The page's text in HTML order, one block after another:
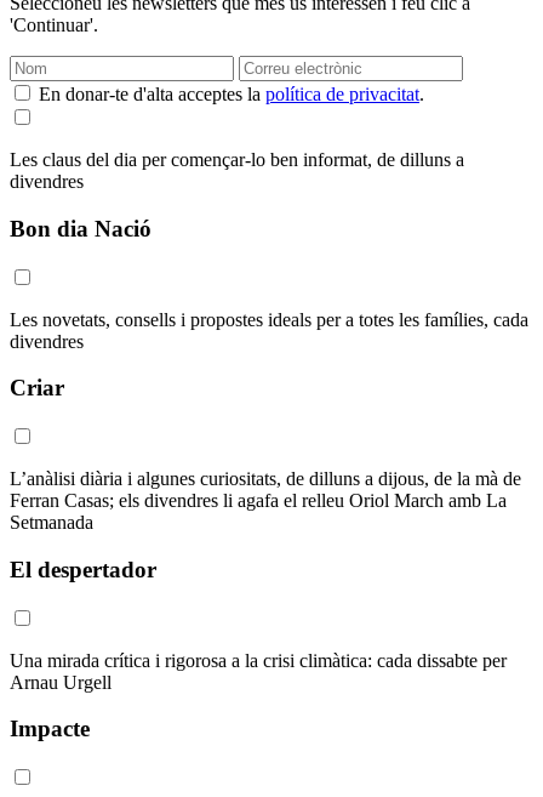
'Continuar'.
En donar-te d'alta acceptes la política de privacitat.
Les claus del dia per començar-lo ben informat, de dilluns a
divendres
Bon dia Nació
Les novetats, consells i propostes ideals per a totes les famílies, cada
divendres
Criar
L’anàlisi diària i algunes curiositats, de dilluns a dijous, de la mà de
Ferran Casas; els divendres li agafa el relleu Oriol March amb La
Setmanada
El despertador
Una mirada crítica i rigorosa a la crisi climàtica: cada dissabte per
Arnau Urgell
Impacte